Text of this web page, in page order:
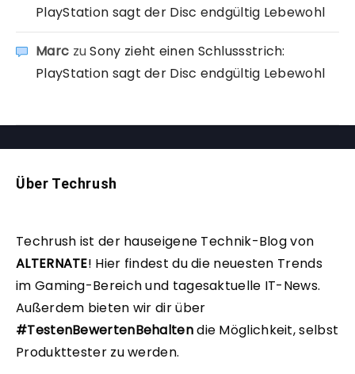
PlayStation sagt der Disc endgültig Lebewohl
Marc zuSony zieht einen Schlussstrich:
PlayStation sagt der Disc endgültig Lebewohl
Über Techrush
Techrush ist der hauseigene Technik-Blog von
ALTERNATE! Hier findest du die neuesten Trends
im Gaming-Bereich und tagesaktuelle IT-News.
Außerdem bieten wir dir über
#TestenBewertenBehaltendie Möglichkeit, selbst
Produkttester zu werden.